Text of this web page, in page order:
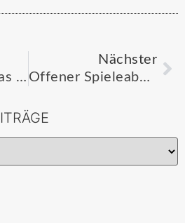
Ausstellung „Was ist Demokratie?“
Nächster
Offener Spieleabend